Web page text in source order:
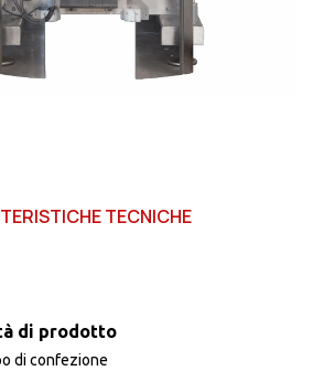
TECNICHE
di prodotto
di confezione